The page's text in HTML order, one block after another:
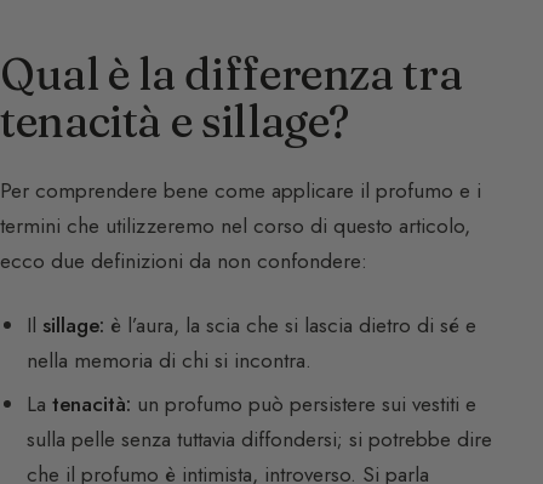
Qual è la differenza tra
tenacità e sillage?
Per comprendere bene come applicare il profumo e i
termini che utilizzeremo nel corso di questo articolo,
ecco due definizioni da non confondere:
Il sillage: è l’aura, la scia che si lascia dietro di sé e
nella memoria di chi si incontra.
Latenacità: un profumo può persistere sui vestiti e
sulla pelle senza tuttavia diffondersi; si potrebbe dire
che il profumo è intimista, introverso. Si parla